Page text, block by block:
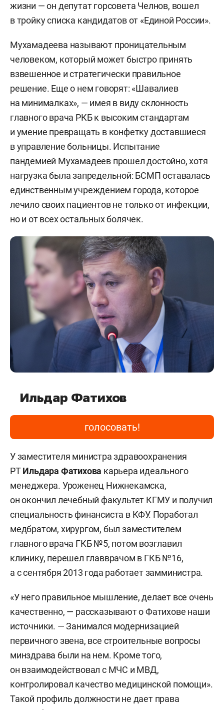
жизни — он депутат горсовета Челнов, вошел
в тройку списка кандидатов от «Единой России».
Мухамадеева называют проницательным
человеком, который может быстро принять
взвешенное и стратегически правильное
решение. Еще о нем говорят: «Шавалиев
на минималках», — имея в виду склонность
главного врача РКБ к высоким стандартам
и умение превращать в конфетку доставшиеся
в управление больницы. Испытание
пандемией Мухамадеев прошел достойно, хотя
нагрузка была запредельной: БСМП оставалась
единственным учреждением города, которое
лечило своих пациентов не только от инфекции,
но и от всех остальных болячек.
Ильдар Фатихов
голосовать!
У заместителя министра здравоохранения
РТИльдара Фатихова карьера идеального
менеджера. Уроженец Нижнекамска,
он окончил лечебный факультет КГМУ и получил
специальность финансиста в КФУ. Поработал
медбратом, хирургом, был заместителем
главного врача ГКБ №5, потом возглавил
клинику, перешел главврачом в ГКБ №16,
а с сентября 2013 года работает замминистра.
«У него правильное мышление, делает все очень
качественно, — рассказывают о Фатихове наши
источники. — Занимался модернизацией
первичного звена, все строительные вопросы
минздрава были на нем. Кроме того,
он взаимодействовал с МЧС и МВД,
контролировал качество медицинской помощи».
Такой профиль должности не дает права